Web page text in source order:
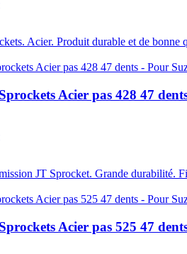
Acier. Produit durable et de bonne
Acier pas 428 47
JT Sprocket. Grande durabilité.
Acier pas 525 47